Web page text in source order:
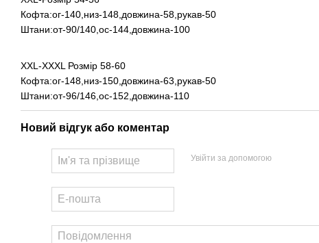
Кофта:ог-140,низ-148,довжина-58,рукав-50
Штани:от-90/140,ос-144,довжина-100
XXL-XXXL Розмір 58-60
Кофта:ог-148,низ-150,довжина-63,рукав-50
Штани:от-96/146,ос-152,довжина-110
Новий відгук або коментар
Увійти за допомогою